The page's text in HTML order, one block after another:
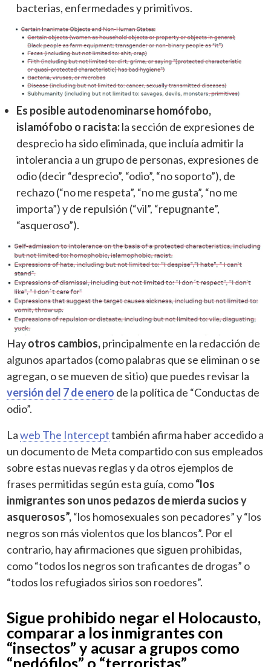
bacterias, enfermedades y primitivos.
Es posible autodenominarse homófobo,
islamófobo o racista:la sección de expresiones de
desprecio ha sido eliminada, que incluía admitir la
intolerancia a un grupo de personas, expresiones de
odio (decir “desprecio”, “odio”, “no soporto”), de
rechazo (“no me respeta”, “no me gusta”, “no me
importa”) y de repulsión (“vil”, “repugnante”,
“asqueroso”).
Hayotros cambios,principalmente en la redacción de
algunos apartados (como palabras que se eliminan o se
agregan, o se mueven de sitio) que puedes revisar la
versión del 7 de enero de la política de “Conductas de
odio”.
Laweb The Intercepttambién afirma haber accedido a
un documento de Meta compartido con sus empleados
sobre estas nuevas reglas y da otros ejemplos de
frases permitidas según esta guía, como“los
inmigrantes son unos pedazos de mierda sucios y
asquerosos”,“los homosexuales son pecadores” y “los
negros son más violentos que los blancos”. Por el
contrario, hay afirmaciones que siguen prohibidas,
como “todos los negros son traficantes de drogas” o
“todos los refugiados sirios son roedores”.
Sigue prohibido negar el Holocausto,
comparar a los inmigrantes con
“insectos” y acusar a grupos como
“pedófilos” o “terroristas”